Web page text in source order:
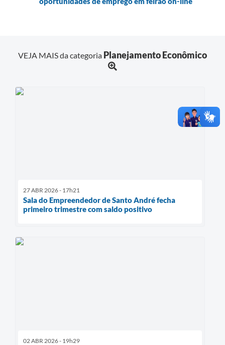
VEJA MAIS da categoria Planejamento Econômico
27 ABR 2026 - 17h21
Sala do Empreendedor de Santo André fecha
primeiro trimestre com saldo positivo
02 ABR 2026 - 19h29